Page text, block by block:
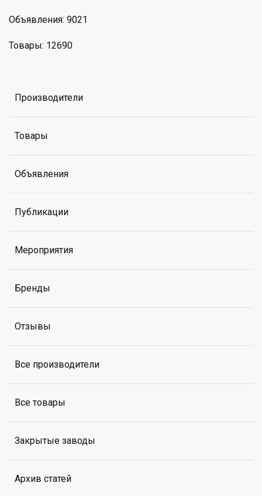
Объявления: 9021
Товары: 12690
Производители
Товары
Объявления
Публикации
Мероприятия
Бренды
Отзывы
Все производители
Все товары
Закрытые заводы
Архив статей